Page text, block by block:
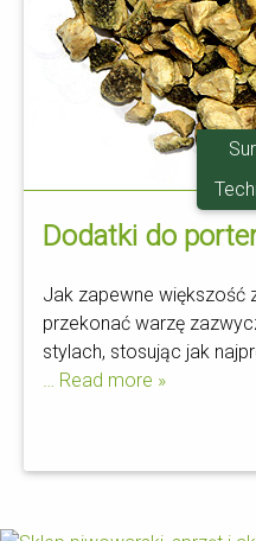
Dodatki do
Jak zapewne większość
przekonać warzę
stylach, stosując jak
… Read more »